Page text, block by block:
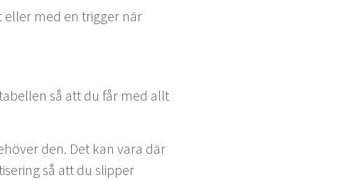
med en trig­ger när
så att du får med allt
den. Det kan vara där
så att du slip­per